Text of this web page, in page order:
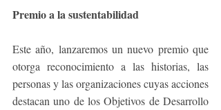
Premio a la sustentabilidad
Este año, lanzaremos un nuevo premio que
otorga reconocimiento a las historias, las
personas y las organizaciones cuyas acciones
destacan uno de los Objetivos de Desarrollo